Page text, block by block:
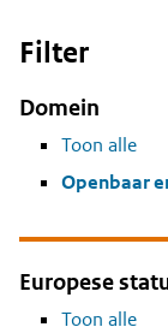
Filter
Domein
Toon alle
Openbaar
Europese
Toon alle